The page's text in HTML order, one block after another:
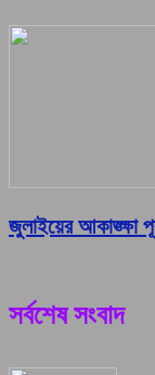
জুলাইয়ের আকাঙ্ক্ষা
সর্বশেষ সংবাদ